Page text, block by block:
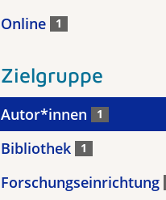
Online 1
Zielgruppe
Autor*innen 1
Bibliothek 1
Forschungseinrichtung